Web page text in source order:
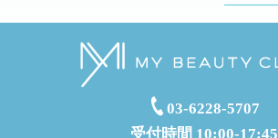
03-6228-5707
受付時間 10:00-17:45